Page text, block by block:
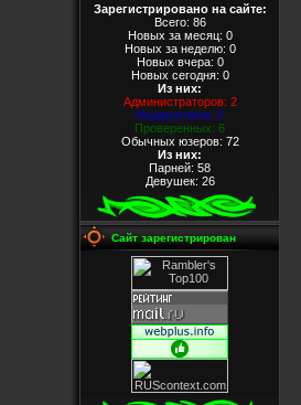
Зарегистрировано на сайте:
Всего: 86
Новых за месяц: 0
Новых за неделю: 0
Новых вчера: 0
Новых сегодня: 0
Из них:
Администраторов: 2
Модераторов: 5
Проверенных: 6
Обычных юзеров: 72
Из них:
Парней: 58
Девушек: 26
Сайт зарегистрирован